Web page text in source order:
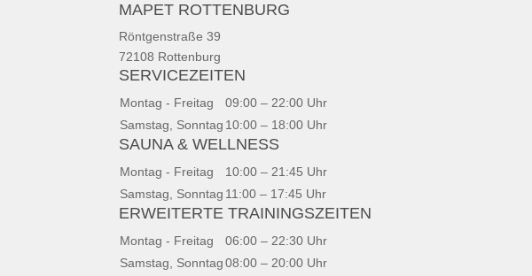
MAPET ROTTENBURG
Röntgenstraße 39
72108 Rottenburg
SERVICEZEITEN
Montag - Freitag
09:00 – 22:00 Uhr
Samstag, Sonntag 10:00 – 18:00 Uhr
SAUNA & WELLNESS
Montag - Freitag
10:00 – 21:45 Uhr
Samstag, Sonntag 11:00 – 17:45 Uhr
ERWEITERTE TRAININGSZEITEN
Montag - Freitag
06:00 – 22:30 Uhr
Samstag, Sonntag 08:00 – 20:00 Uhr